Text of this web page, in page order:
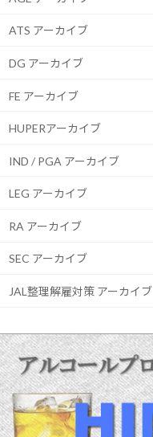
ATS アーカイブ
DG アーカイブ
FE アーカイブ
HUPERアーカイブ
IND / PGA アーカイブ
LEG アーカイブ
RA アーカイブ
SEC アーカイブ
JAL整理解雇対策 アーカイブ